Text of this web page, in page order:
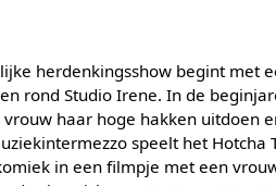
herdenkingsshow begint met
rond Studio Irene. In de
haar hoge hakken uitdoen
speelt het Hotcha
in een filmpje met een